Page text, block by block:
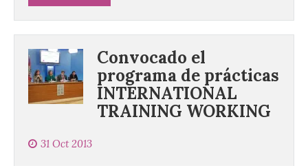
Convocado el
programa de prácticas
INTERNATIONAL
TRAINING WORKING
31 Oct 2013